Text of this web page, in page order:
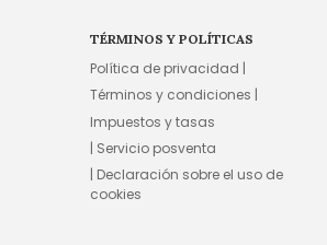
TÉRMINOS Y POLÍTICAS
Política de privacidad |
Términos y condiciones |
Impuestos y tasas
| Servicio posventa
| Declaración sobre el uso de
cookies